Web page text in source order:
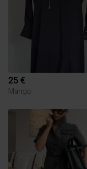
25 €
Mango